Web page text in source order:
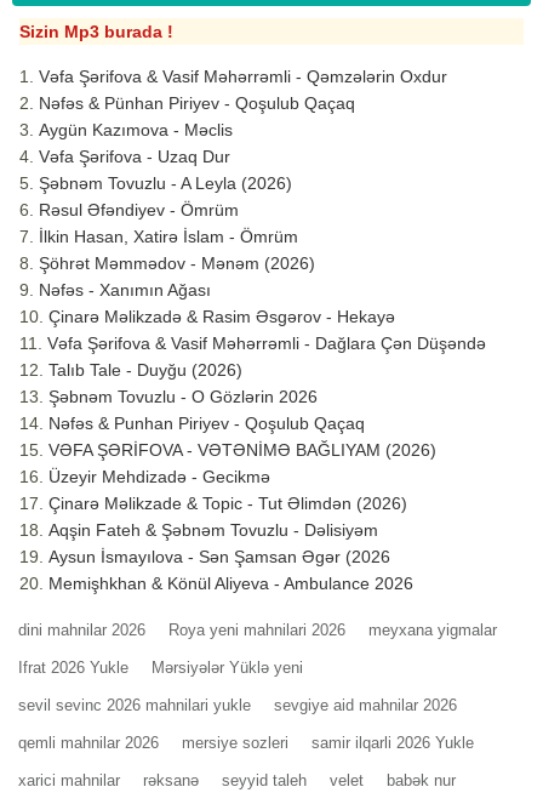
Sizin Mp3 burada !
Vəfa Şərifova & Vasif Məhərrəmli - Qəmzələrin Oxdur
Nəfəs & Pünhan Piriyev - Qoşulub Qaçaq
Aygün Kazımova - Məclis
Vəfa Şərifova - Uzaq Dur
Şəbnəm Tovuzlu - A Leyla (2026)
Rəsul Əfəndiyev - Ömrüm
İlkin Hasan, Xatirə İslam - Ömrüm
Şöhrət Məmmədov - Mənəm (2026)
Nəfəs - Xanımın Ağası
Çinarə Məlikzadə & Rasim Əsgərov - Hekayə
Vəfa Şərifova & Vasif Məhərrəmli - Dağlara Çən Düşəndə
Talıb Tale - Duyğu (2026)
Şəbnəm Tovuzlu - O Gözlərin 2026
Nəfəs & Punhan Piriyev - Qoşulub Qaçaq
VƏFA ŞƏRİFOVA - VƏTƏNİMƏ BAĞLIYAM (2026)
Üzeyir Mehdizadə - Gecikmə
Çinarə Məlikzade & Topic - Tut Əlimdən (2026)
Aqşin Fateh & Şəbnəm Tovuzlu - Dəlisiyəm
Aysun İsmayılova - Sən Şamsan Əgər (2026
Memişhkhan & Könül Aliyeva - Ambulance 2026
dini mahnilar 2026 Roya yeni mahnilari 2026 meyxana yigmalar
Ifrat 2026 Yukle Mərsiyələr Yüklə yeni
sevil sevinc 2026 mahnilari yukle sevgiye aid mahnilar 2026
qemli mahnilar 2026 mersiye sozleri samir ilqarli 2026 Yukle
xarici mahnilar rəksanə seyyid taleh velet babək nur